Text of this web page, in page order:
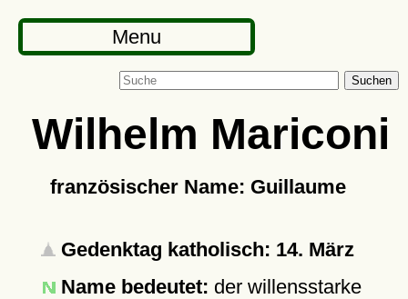
Menu
Suchen
Wilhelm Mariconi
französischer Name: Guillaume
Gedenktag katholisch: 14. März
Name bedeutet: der willensstarke